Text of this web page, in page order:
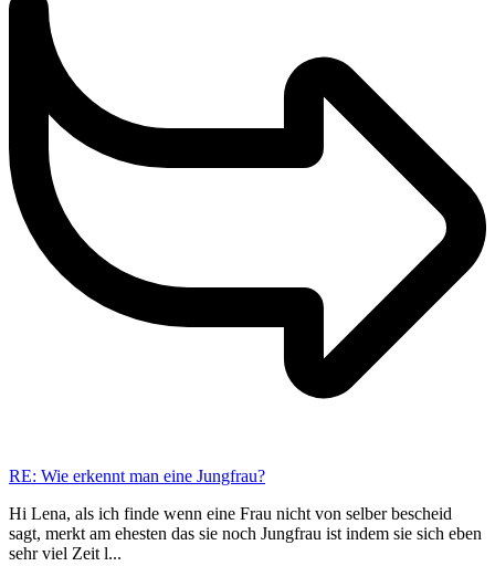
RE: Wie erkennt man eine Jungfrau?
Hi Lena, als ich finde wenn eine Frau nicht von selber bescheid
sagt, merkt am ehesten das sie noch Jungfrau ist indem sie sich eben
sehr viel Zeit l...